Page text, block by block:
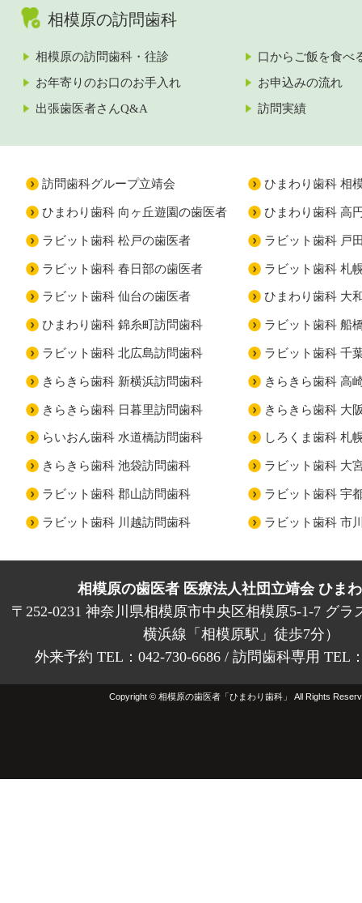
相模原の訪問歯科
相模原の訪問歯科・往診
口からご飯を食べ
お年寄りのお口のお手入れ
お申込みの流れ
出張歯医者さんQ&A
訪問実績
訪問歯科グループ立靖会 ひまわり歯科 相
ひまわり歯科 向ヶ丘遊園の歯医者 ひまわり歯科 高
ラビット歯科 松戸の歯医者 ラビット歯科 戸
ラビット歯科 春日部の歯医者 ラビット歯科 札
ラビット歯科 仙台の歯医者 ひまわり歯科 大
ひまわり歯科 錦糸町訪問歯科 ラビット歯科 船
ラビット歯科 北広島訪問歯科 ラビット歯科 千
きらきら歯科 新横浜訪問歯科 きらきら歯科 高
きらきら歯科 日暮里訪問歯科 きらきら歯科 大
らいおん歯科 水道橋訪問歯科 しろくま歯科 札
きらきら歯科 池袋訪問歯科 ラビット歯科 大
ラビット歯科 郡山訪問歯科 ラビット歯科 宇
ラビット歯科 川越訪問歯科 ラビット歯科 市
相模原の歯医者 医療法人社団立靖会 ひま
〒252-0231 神奈川県相模原市中央区相模原5-1-7 グラ
横浜線「相模原駅」徒歩7分）
外来予約 TEL：042-730-6686 / 訪問歯科専用 TEL
Copyright © 相模原の歯医者「ひまわり歯科」 All Rights